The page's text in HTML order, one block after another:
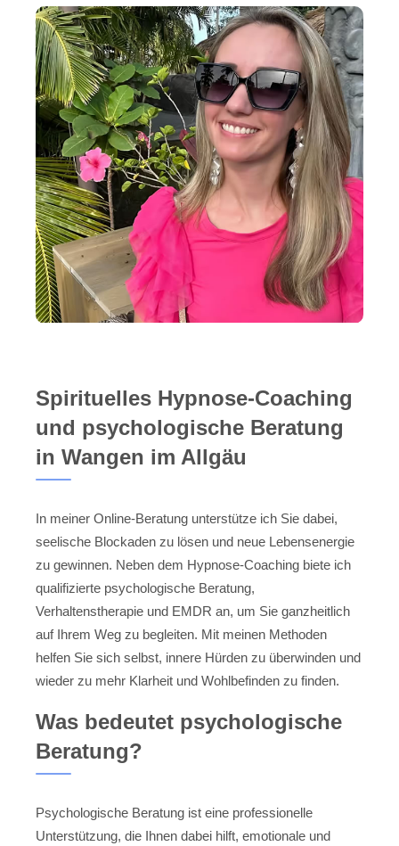
Spirituelles Hypnose-Coaching
und psychologische Beratung
in Wangen im Allgäu
In meiner Online-Beratung unterstütze ich Sie dabei,
seelische Blockaden zu lösen und neue Lebensenergie
zu gewinnen. Neben dem Hypnose-Coaching biete ich
qualifizierte psychologische Beratung,
Verhaltenstherapie und EMDR an, um Sie ganzheitlich
auf Ihrem Weg zu begleiten. Mit meinen Methoden
helfen Sie sich selbst, innere Hürden zu überwinden und
wieder zu mehr Klarheit und Wohlbefinden zu finden.
Was bedeutet psychologische
Beratung?
Psychologische Beratung ist eine professionelle
Unterstützung, die Ihnen dabei hilft, emotionale und